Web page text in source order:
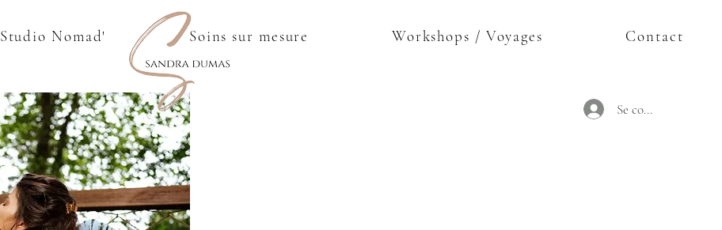
Se connecter
Studio Nomad' Soins sur mesure Workshops / Voyages Contact